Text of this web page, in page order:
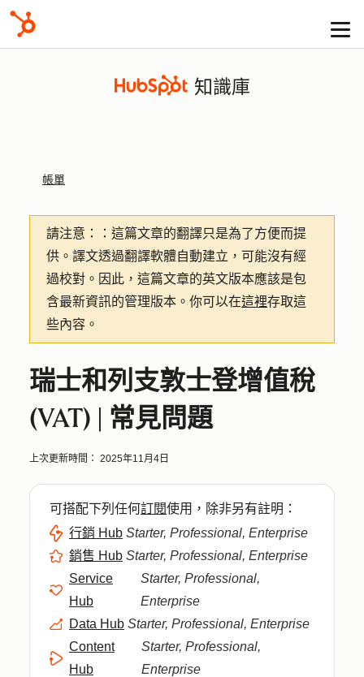
知識庫
帳單
請注意：
：這篇文章的翻譯只是為了方便而提
供。譯文透過翻譯軟體自動建立，可能沒有經
過校對。因此，這篇文章的英文版本應該是包
含最新資訊的管理版本。你可以在這裡存取這
些內容。
瑞士和列支敦士登增值稅
(VAT) | 常見問題
上次更新時間： 2025年11月4日
可搭配下列任何訂閱使用，除非另有註明：
行銷 Hub Starter, Professional, Enterprise
銷售 Hub Starter, Professional, Enterprise
Service
Hub
Starter, Professional,
Enterprise
Data Hub Starter, Professional, Enterprise
Content
Hub
Starter, Professional,
Enterprise